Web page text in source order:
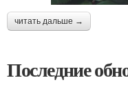
читать дальше →
Последние